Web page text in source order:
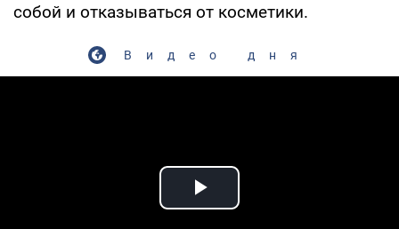
собой и отказываться от косметики.
Видео дня
Play Video